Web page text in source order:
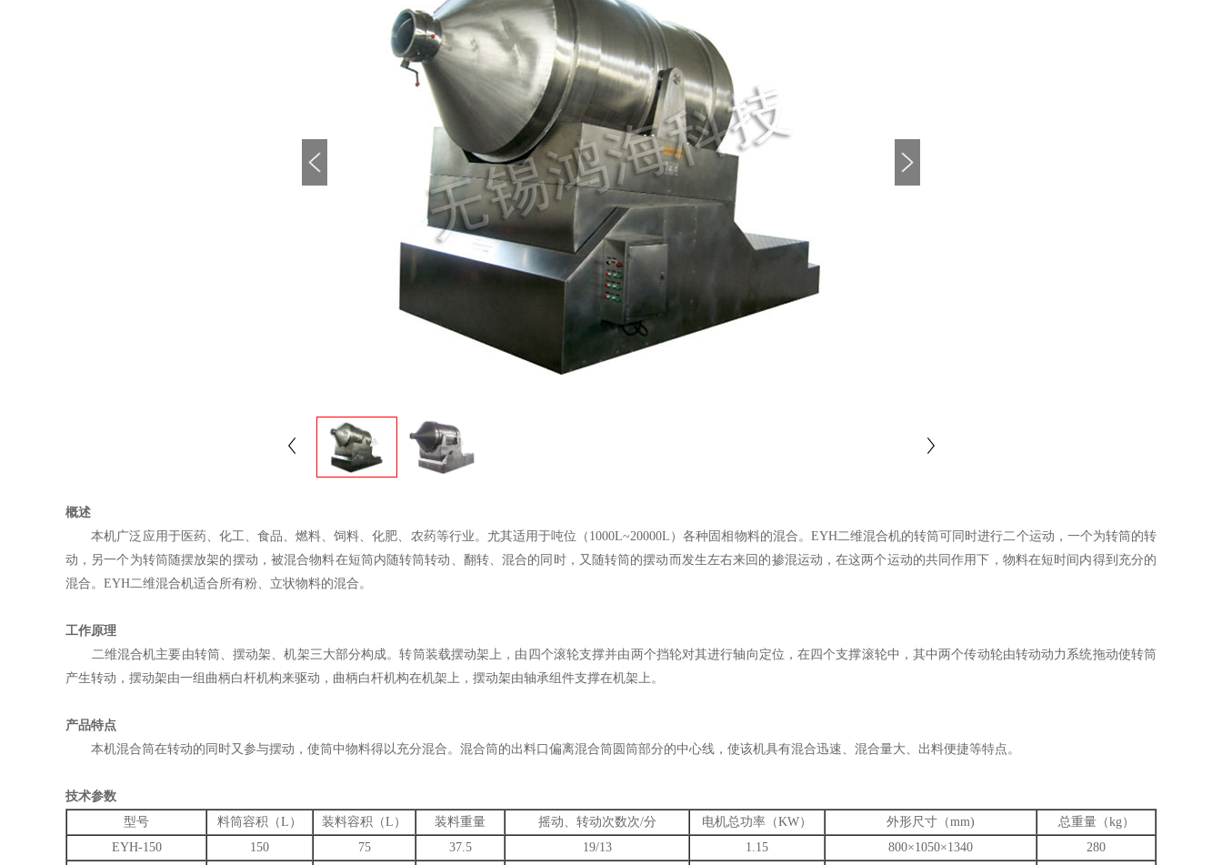
概述
本机广泛应用于医药、化工、食品、燃料、饲料、化肥、农药等行业。尤其适用于吨位（1000L~20000L）各种固相物料的混合。EYH二维混合机的转筒可同时进行二个运动，一个为转筒的转
动，另一个为转筒随摆放架的摆动，被混合物料在短筒内随转筒转动、翻转、混合的同时，又随转筒的摆动而发生左右来回的掺混运动，在这两个运动的共同作用下，物料在短时间内得到充分的
混合。EYH二维混合机适合所有粉、立状物料的混合。
工作原理
二维混合机主要由转筒、摆动架、机架三大部分构成。转筒装载摆动架上，由四个滚轮支撑并由两个挡轮对其进行轴向定位，在四个支撑滚轮中，其中两个传动轮由转动动力系统拖动使转筒
产生转动，摆动架由一组曲柄白杆机构来驱动，曲柄白杆机构在机架上，摆动架由轴承组件支撑在机架上。
产品特点
本机混合筒在转动的同时又参与摆动，使筒中物料得以充分混合。混合筒的出料口偏离混合筒圆筒部分的中心线，使该机具有混合迅速、混合量大、出料便捷等特点。
技术参数
型号
料筒容积（L） 装料容积（L） 装料重量 摇动、转动次数次/分 电机总功率（KW） 外形尺寸（mm)
总重量（kg）
EYH-150
150 75 37.5 19/13 1.15 800×1050×1340
280